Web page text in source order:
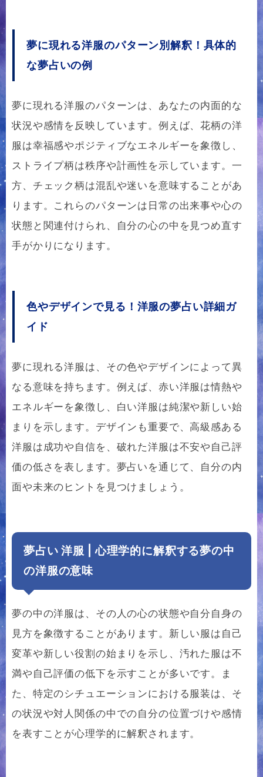
夢に現れる洋服のパターン別解釈！具体的
な夢占いの例
夢に現れる洋服のパターンは、あなたの内面的な
状況や感情を反映しています。例えば、花柄の洋
服は幸福感やポジティブなエネルギーを象徴し、
ストライプ柄は秩序や計画性を示しています。一
方、チェック柄は混乱や迷いを意味することがあ
ります。これらのパターンは日常の出来事や心の
状態と関連付けられ、自分の心の中を見つめ直す
手がかりになります。
色やデザインで見る！洋服の夢占い詳細ガ
イド
夢に現れる洋服は、その色やデザインによって異
なる意味を持ちます。例えば、赤い洋服は情熱や
エネルギーを象徴し、白い洋服は純潔や新しい始
まりを示します。デザインも重要で、高級感ある
洋服は成功や自信を、破れた洋服は不安や自己評
価の低さを表します。夢占いを通じて、自分の内
面や未来のヒントを見つけましょう。
夢占い 洋服 | 心理学的に解釈する夢の中
の洋服の意味
夢の中の洋服は、その人の心の状態や自分自身の
見方を象徴することがあります。新しい服は自己
変革や新しい役割の始まりを示し、汚れた服は不
満や自己評価の低下を示すことが多いです。ま
た、特定のシチュエーションにおける服装は、そ
の状況や対人関係の中での自分の位置づけや感情
を表すことが心理学的に解釈されます。